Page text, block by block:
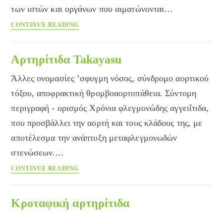
των ιστών και οργάνων που αιματώνονται…
CONTINUE READING
Αρτηρίτιδα Takayasu
Άλλες ονομασίες ’σφυγμη νόσος, σύνδρομο αορτικού
τόξου, αποφρακτική θρομβοαορτοπάθεια. Σύντομη
περιγραφή - ορισμός Χρόνια φλεγμονώδης αγγειΐτιδα,
που προσβάλλει την αορτή και τους κλάδους της, με
αποτέλεσμα την ανάπτυξη μεταφλεγμονωδών
στενώσεων.…
CONTINUE READING
Κροταφική αρτηρίτιδα